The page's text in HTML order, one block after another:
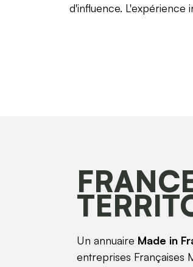
d'influence. L'expérience
Un annuaire Made in
entreprises Françaises